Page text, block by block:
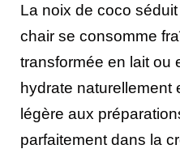
La noix de coco
chair se consomme
transformée en lait ou
hydrate naturellement
légère aux
parfaitement dans la